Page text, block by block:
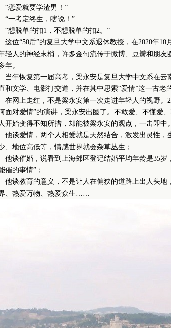
爱就要学渣男！”
考定终生，瞎说！”
脱单的扣1，不想脱单的扣2。”
位“50后”的复旦大学中文系退休教授，在2020年10
轻人的神经末梢，许多金句流传于微博、豆瓣和朋
年。
年恢复第一届高考，梁永安是复旦大学中文系在云
和文学、电影打交道，并在其中思索“爱情”这一古老
网上走红，不是梁永安第一次走进年轻人的视野。
面对爱情”的演讲，梁永安出圈了。不敢爱、不懂爱
开始变得不知所措，却能被梁永安的观点，一击即中。
谈爱情，两个人相爱就是天然结合，激发出灵性，
、地位高低等，情感世界就会杂草丛生；
谈催婚，说看到上海郊区登记结婚平均年龄是35岁
催的事情”；
谈教育的意义，不是让人在偏狭的道路上出人头地
、热爱万物、热爱众生……